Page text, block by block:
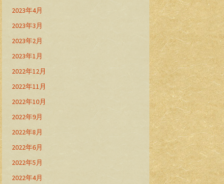
2023年4月
2023年3月
2023年2月
2023年1月
2022年12月
2022年11月
2022年10月
2022年9月
2022年8月
2022年6月
2022年5月
2022年4月